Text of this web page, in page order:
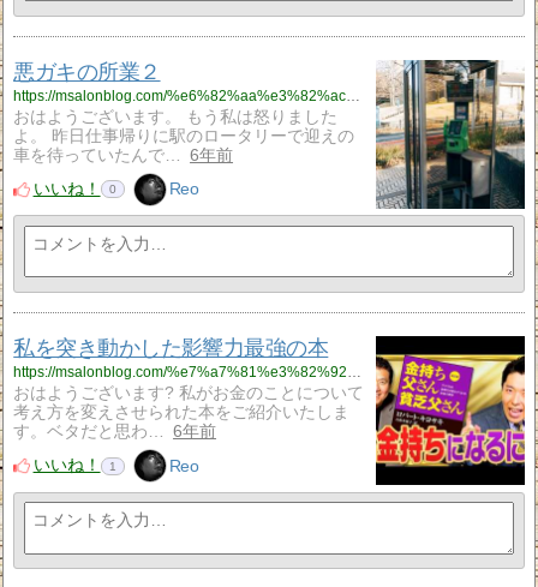
悪ガキの所業２
https://msalonblog.com/%e6%82%aa%e3%82%ac%e3%82%ad%e3%81%ae%e6%89%80%e6%a5%ad%ef%bc%92/867/
おはようございます。 もう私は怒りました
よ。 昨日仕事帰りに駅のロータリーで迎えの
車を待っていたんで…
6年前
いいね！
0 Reo
私を突き動かした影響力最強の本
https://msalonblog.com/%e7%a7%81%e3%82%92%e7%aa%81%e3%81%8d%e5%8b%95%e3%81%8b%e3%81%97%e3%81%9f%e5%bd%b1%e9%9f%bf%e5%8a%9b%e6%9c%80%e5%bc%b7%e3%81%ae%e6%9c%ac/855/
おはようございます? 私がお金のことについて
考え方を変えさせられた本をご紹介いたしま
す。ベタだと思わ…
6年前
いいね！
1 Reo